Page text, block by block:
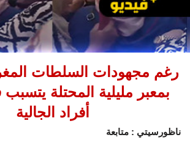
رغم مجهودات السلطات
بمعبر مليلية المحتلة
أفراد الجالية
ناظورسيتي : متابعة